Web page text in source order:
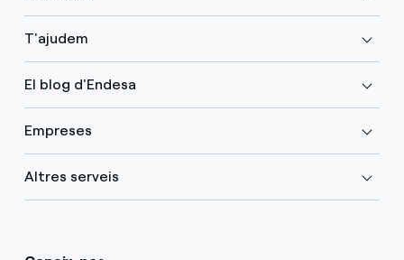
T'ajudem
El blog d'Endesa
Empreses
Altres serveis